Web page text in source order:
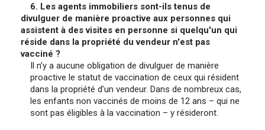
6. Les agents immobiliers sont-ils tenus de
divulguer de manière proactive aux personnes qui
assistent à des visites en personne si quelqu'un qui
réside dans la propriété du vendeur n'est pas
vacciné ?
Il n’y a aucune obligation de divulguer de manière
proactive le statut de vaccination de ceux qui résident
dans la propriété d’un vendeur. Dans de nombreux cas,
les enfants non vaccinés de moins de 12 ans – qui ne
sont pas éligibles à la vaccination – y résideront.